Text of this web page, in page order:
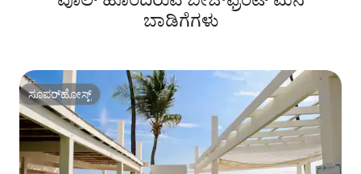
ಬಾಡಿಗೆಗಳು
ಸೂಪರ್‌ಹೋಸ್ಟ್
ಸೂಪರ್‌ಹೋಸ್ಟ್